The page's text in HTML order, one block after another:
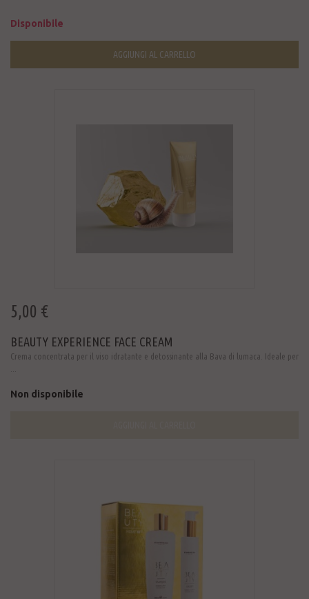
Disponibile
AGGIUNGI AL CARRELLO
5,00 €
BEAUTY EXPERIENCE FACE CREAM
Crema concentrata per il viso idratante e detossinante alla Bava di lumaca. Ideale per
Non disponibile